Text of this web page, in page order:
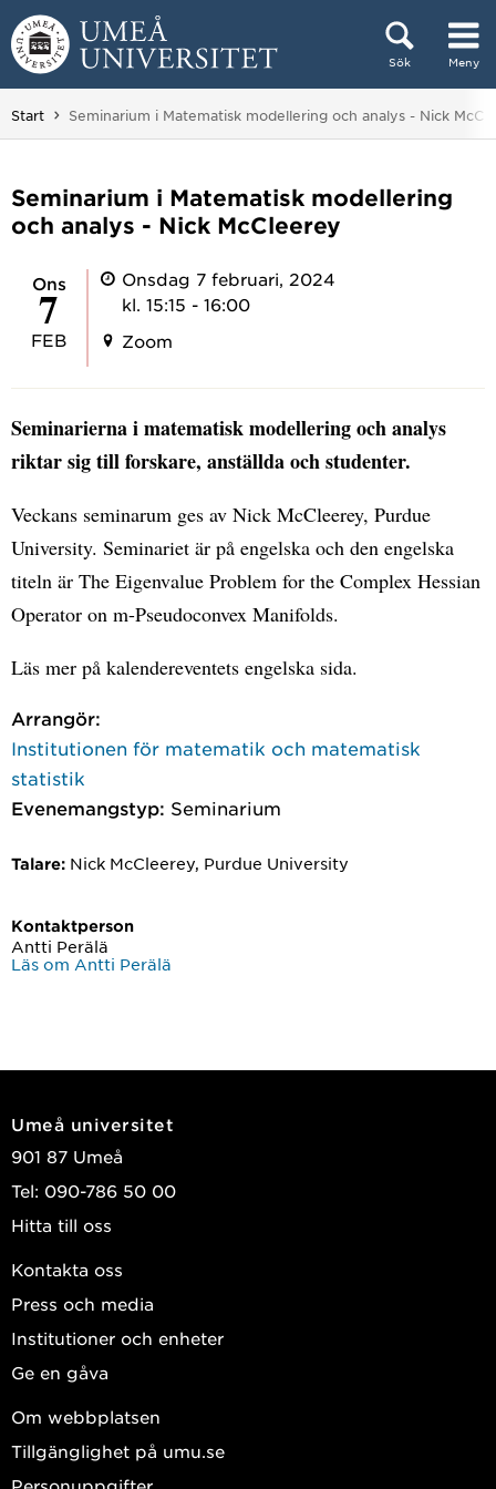
Hoppa direkt till innehållet
Sök Meny
Huvudmenyn dold.
Start Du är här:
Seminarium i Matematisk modellering och analys - Nick
Seminarium i Matematisk modellering
och analys - Nick McCleerey
ons
7
FEB
Onsdag 7 februari, 2024
kl. 15:15 - 16:00
Zoom
Seminarierna i matematisk modellering och analys
riktar sig till forskare, anställda och studenter.
Veckans seminarum ges av Nick McCleerey, Purdue
University. Seminariet är på engelska och den engelska
titeln är The Eigenvalue Problem for the Complex Hessian
Operator on m-Pseudoconvex Manifolds.
Läs mer på kalendereventets engelska sida.
Arrangör:
Institutionen för matematik och matematisk
statistik
Evenemangstyp: Seminarium
Talare: Nick McCleerey, Purdue University
Kontaktperson
Antti Perälä
Läs om Antti Perälä
Umeå universitet
901 87 Umeå
Tel: 090-786 50 00
Hitta till oss
Kontakta oss
Press och media
Institutioner och enheter
Ge en gåva
Om webbplatsen
Tillgänglighet på umu.se